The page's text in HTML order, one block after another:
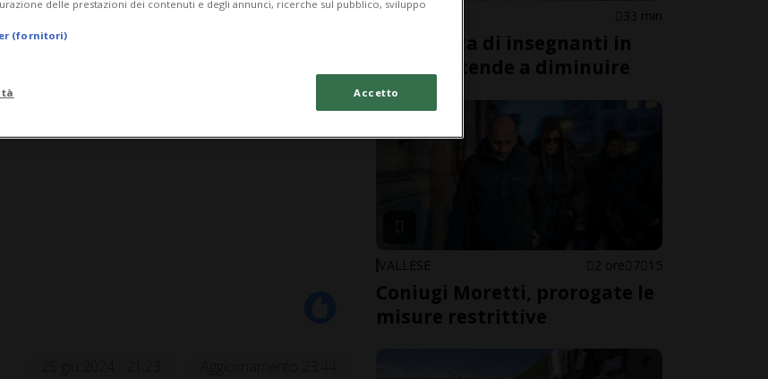
SVIZZERA 33 min
La carenza di insegnanti in
Svizzera tende a diminuire
VALLESE 2 ore 7 15
Coniugi Moretti, prorogate le
misure restrittive
delle prestazioni dei contenuti e degli annunci, ricerche sul pubblico, sviluppo
(fornitori)
Accetto